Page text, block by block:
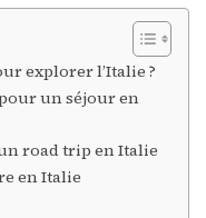
explorer l’Italie ?
un séjour en
road trip en Italie
en Italie